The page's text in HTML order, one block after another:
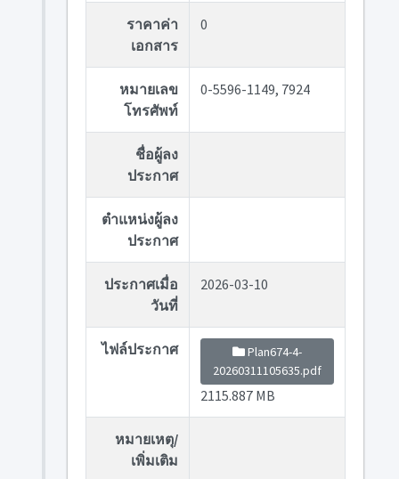
ราคาค่า
เอกสาร
0
หมายเลข
โทรศัพท์
0-5596-1149, 7924
ชื่อผู้ลง
ประกาศ
ตำแหน่งผู้ลง
ประกาศ
ประกาศเมื่อ
วันที่
2026-03-10
ไฟล์ประกาศ
Plan674-4-
20260311105635.pdf
2115.887 MB
หมายเหตุ/
เพิ่มเติม